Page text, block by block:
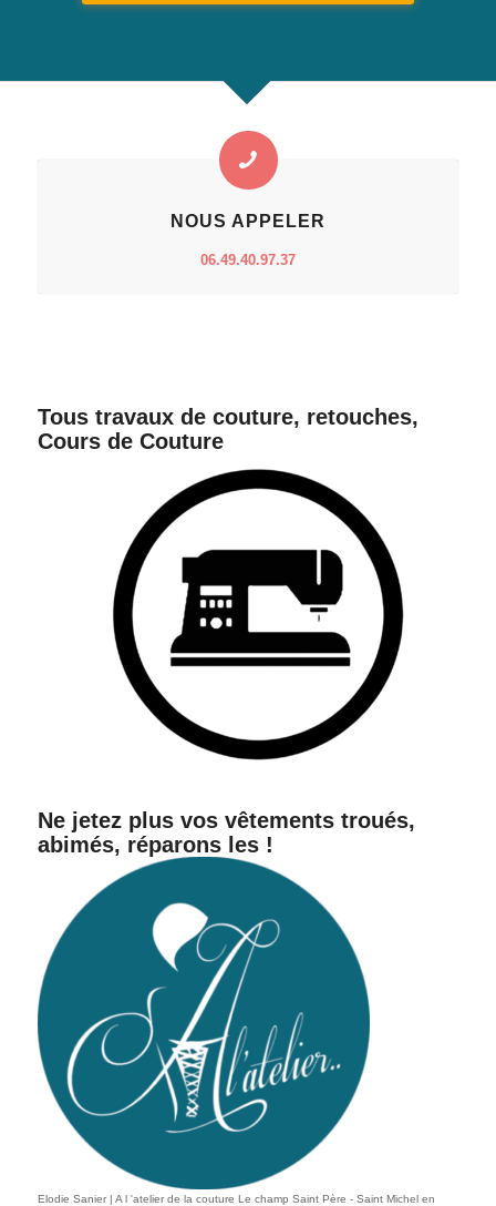
NOUS APPELER
06.49.40.97.37
Tous travaux de couture, retouches,
Cours de Couture
Ne jetez plus vos vêtements troués,
abimés, réparons les !
Elodie Sanier | A l 'atelier de la couture Le champ Saint Père - Saint Michel en